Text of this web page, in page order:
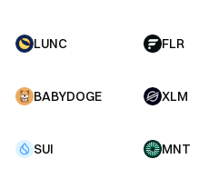
LUNC FLR
BABYDOGE XLM
SUI MNT